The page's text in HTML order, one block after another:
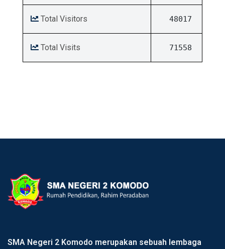
Total Visitors 48017
Total Visits 71558
SMA Negeri 2 Komodo merupakan sebuah lembaga